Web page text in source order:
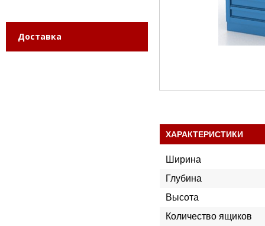
Доставка
ХАРАКТЕРИСТИКИ
Ширина
Глубина
Высота
Количество ящиков